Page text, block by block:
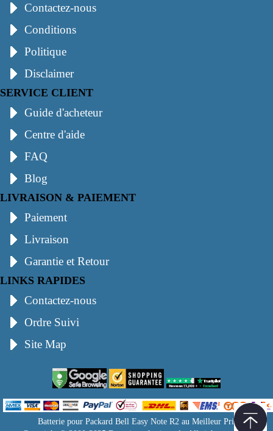
Contactez-nous
Conditions
Politique
Disclaimer
SERVICE CLIENT
Guide d'acheteur
Centre d'aide
FAQ
Blog
LIVRAISON & PAIEMENT
Paiement
Livraison
Garantie et Retour
LINKS RAPIDES
Contactez-nous
Ordre Suivi
Site Map
Batterie pour Packard Bell Easy Note R2 au Meilleur Prix